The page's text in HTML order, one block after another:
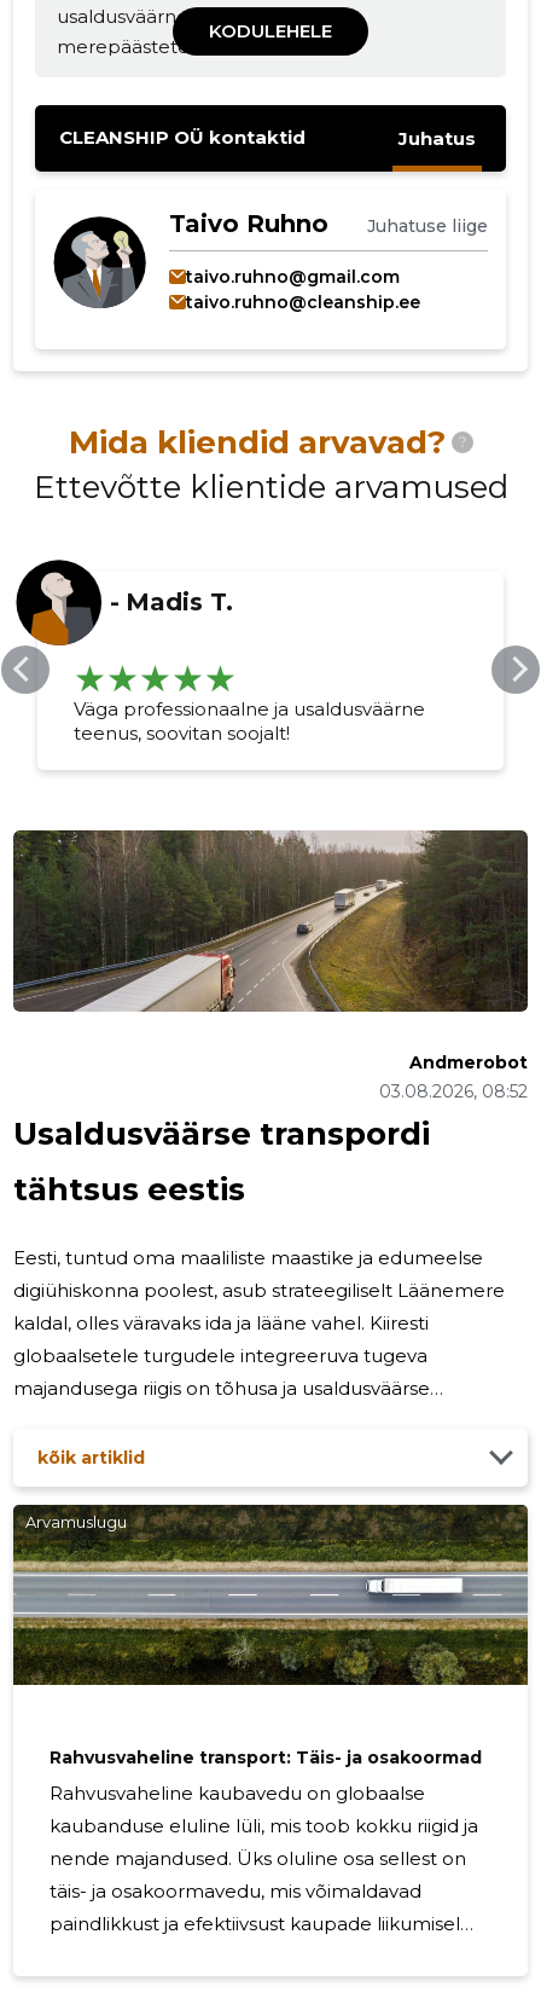
usaldusväärne partner kõigis
merepäästeteenuste vajadustes.
KODULEHELE
CLEANSHIP OÜ kontaktid Juhatus
Taivo Ruhno Juhatuse liige
taivo.ruhno@gmail.com
taivo.ruhno@cleanship.ee
Mida kliendid arvavad? ?
Ettevõtte klientide arvamused
- Madis T.
Väga professionaalne ja usaldusväärne
teenus, soovitan soojalt!
Usaldusväärse transpordi
tähtsus eestis
03.08.2026, 08:52
Andmerobot
Eesti, tuntud oma maaliliste maastike ja edumeelse
digiühiskonna poolest, asub strateegiliselt Läänemere
kaldal, olles väravaks ida ja lääne vahel. Kiiresti
globaalsetele turgudele integreeruva tugeva
majandusega riigis on tõhusa ja usaldusväärse
tahes majanduse elujõuks, hõlbustades kaupade ja
teenuste liikumist. Eriti väikestele ja keskmise suurusega
ettevõtetele on toodete kiire ja usaldusväärne liikumine
konkurentsivõime säilitamiseks ja klientide nõudmiste
rahuldamiseks hädavajalik. Eesti majanduse selgroog:
usaldusväärne transport
kõik artiklid
Arvamuslugu
Rahvusvaheline transport: Täis- ja osakoormad
Rahvusvaheline kaubavedu on globaalse
kaubanduse eluline lüli, mis toob kokku riigid ja
nende majandused. Üks oluline osa sellest on
täis- ja osakoormavedu, mis võimaldavad
paindlikkust ja efektiivsust kaupade liikumisel